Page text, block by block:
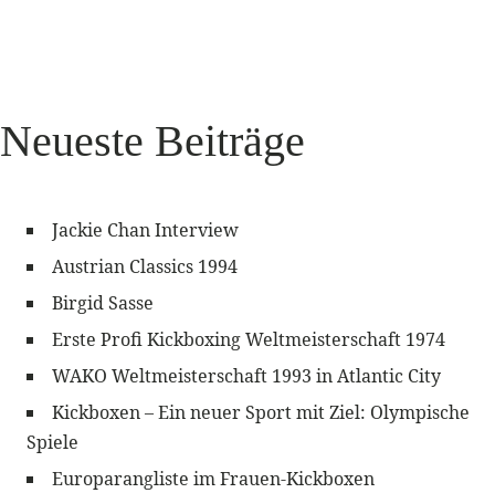
Neueste Beiträge
Jackie Chan Interview
Austrian Classics 1994
Birgid Sasse
Erste Profi Kickboxing Weltmeisterschaft 1974
WAKO Weltmeisterschaft 1993 in Atlantic City
Kickboxen – Ein neuer Sport mit Ziel: Olympische
Spiele
Europarangliste im Frauen-Kickboxen